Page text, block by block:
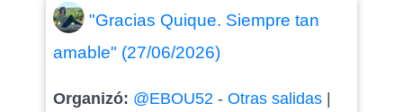
"Gracias Quique. Siempre tan
amable" (27/06/2026)
Organizó: @EBOU52- Otras salidas|